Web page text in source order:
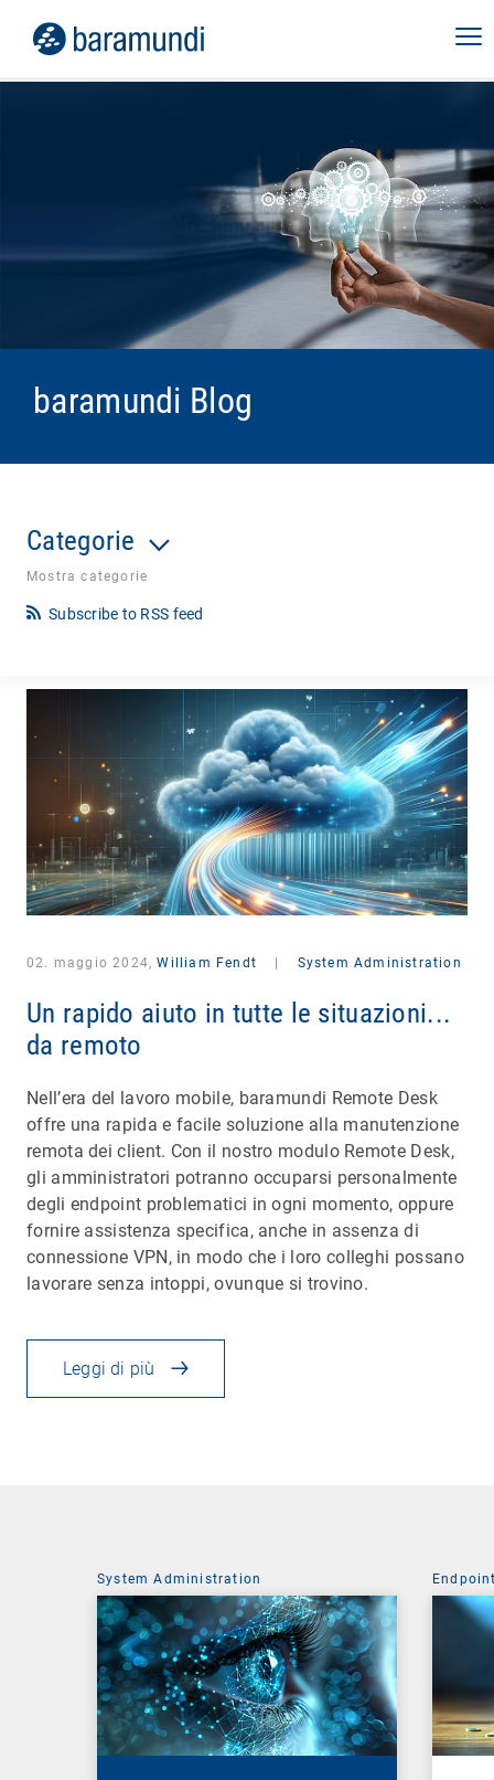
baramundi Blog
Categorie
Mostra categorie
Subscribe to RSS feed
02. maggio 2024,William Fendt System Administration
Un rapido aiuto in tutte le situazioni...
da remoto
Nell’era del lavoro mobile, baramundi Remote Desk
offre una rapida e facile soluzione alla manutenzione
remota dei client. Con il nostro modulo Remote Desk,
gli amministratori potranno occuparsi personalmente
degli endpoint problematici in ogni momento, oppure
fornire assistenza specifica, anche in assenza di
connessione VPN, in modo che i loro colleghi possano
lavorare senza intoppi, ovunque si trovino.
Leggi di più
System Administration